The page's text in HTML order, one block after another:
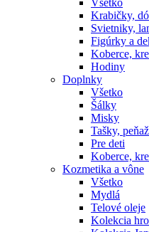
Všetko
Krabičky,
Svietniky,
Figúrky a
Koberce,
Hodiny
Doplnky
Všetko
Šálky
Misky
Tašky,
Pre deti
Koberce,
Kozmetika a vône
Všetko
Mydlá
Telové oleje
Kolekcia